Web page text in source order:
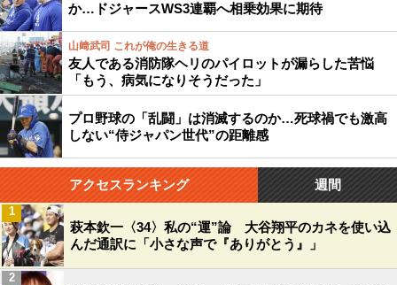
か…ドジャースWS3連覇へ相乗効果に期待
山﨑武司 これが俺の生きる道
友人である消防隊ヘリのパイロットが漏らした苦悩
「もう、病気になりそうだった」
プロ野球の「乱闘」は消滅するのか…死球禍でも激高
しない“侍ジャパン世代”の距離感
アクセスランキング 週間
萩本欽一〈34〉私の“運”論 大谷翔平のカネを使い込
んだ通訳に「小さな声で『ありがとう』」
1
2